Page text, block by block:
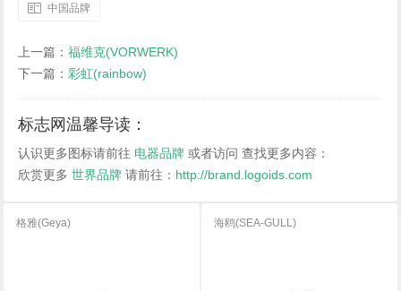
中国品牌
上一篇： 福维克(VORWERK)
下一篇： 彩虹(rainbow)
标志网温馨导读：
认识更多图标请前往 电器品牌 或者访问 查找更多内容：
欣赏更多 世界品牌 请前往： http://brand.logoids.com
格雅(Geya) 海鸥(SEA-GULL)